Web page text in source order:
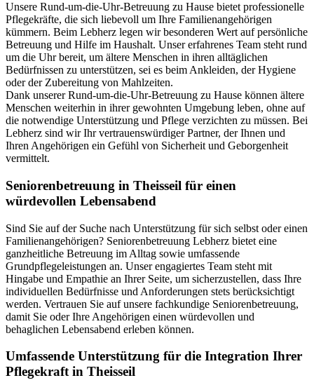
Unsere Rund-um-die-Uhr-Betreuung zu Hause bietet professionelle
Pflegekräfte, die sich liebevoll um Ihre Familienangehörigen
kümmern. Beim Lebherz legen wir besonderen Wert auf persönliche
Betreuung und Hilfe im Haushalt. Unser erfahrenes Team steht rund
um die Uhr bereit, um ältere Menschen in ihren alltäglichen
Bedürfnissen zu unterstützen, sei es beim Ankleiden, der Hygiene
oder der Zubereitung von Mahlzeiten.
Dank unserer Rund-um-die-Uhr-Betreuung zu Hause können ältere
Menschen weiterhin in ihrer gewohnten Umgebung leben, ohne auf
die notwendige Unterstützung und Pflege verzichten zu müssen. Bei
Lebherz sind wir Ihr vertrauenswürdiger Partner, der Ihnen und
Ihren Angehörigen ein Gefühl von Sicherheit und Geborgenheit
vermittelt.
Senioren­betreuung in Theisseil für einen
würdevollen Lebensabend
Sind Sie auf der Suche nach Unterstützung für sich selbst oder einen
Familienangehörigen? Seniorenbetreuung Lebherz bietet eine
ganzheitliche Betreuung im Alltag sowie umfassende
Grundpflegeleistungen an. Unser engagiertes Team steht mit
Hingabe und Empathie an Ihrer Seite, um sicherzustellen, dass Ihre
individuellen Bedürfnisse und Anforderungen stets berücksichtigt
werden. Vertrauen Sie auf unsere fachkundige Seniorenbetreuung,
damit Sie oder Ihre Angehörigen einen würdevollen und
behaglichen Lebensabend erleben können.
Umfassende Unterstützung für die Integration Ihrer
Pflegekraft in Theisseil